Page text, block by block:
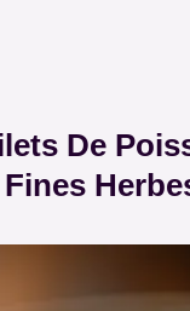
De